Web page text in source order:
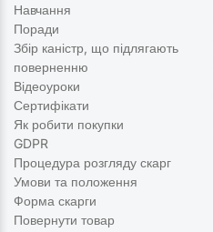
Навчання
Поради
Збір каністр, що підлягають
поверненню
Відеоуроки
Сертифікати
Як робити покупки
GDPR
Процедура розгляду скарг
Умови та положення
Форма скарги
Повернути товар